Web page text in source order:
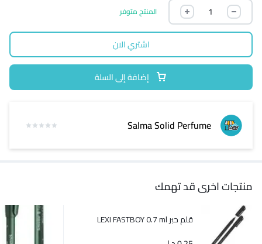
المنتج متوفر
إضافة إلى السلة
اشتري الان
Salma Solid Perfume
منتجات اخرى قد تهمك
قلم حبر LEXI FASTBOY 0.7 ml